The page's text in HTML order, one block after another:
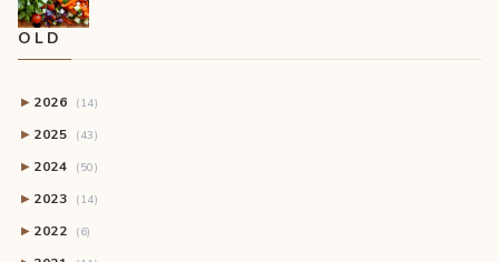
OLD
▶ 2026 (14)
▶ 2025 (43)
▶ 2024 (50)
▶ 2023 (14)
▶ 2022 (6)